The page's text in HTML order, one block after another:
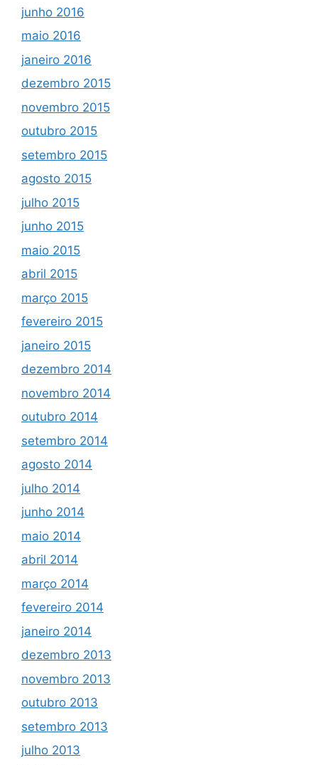
junho 2016
maio 2016
janeiro 2016
dezembro 2015
novembro 2015
outubro 2015
setembro 2015
agosto 2015
julho 2015
junho 2015
maio 2015
abril 2015
março 2015
fevereiro 2015
janeiro 2015
dezembro 2014
novembro 2014
outubro 2014
setembro 2014
agosto 2014
julho 2014
junho 2014
maio 2014
abril 2014
março 2014
fevereiro 2014
janeiro 2014
dezembro 2013
novembro 2013
outubro 2013
setembro 2013
julho 2013